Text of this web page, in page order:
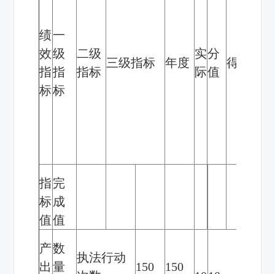
绩
效
指
标
一
级
指
标
二级
指标
三级指标 年度
实
际
分
值
得分
指
标
值
完
成
值
产
出
数
量
执法行动
150
150